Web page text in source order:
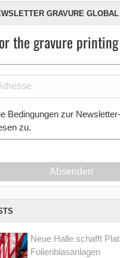
GRAVURE GLOBAL
the gravure
Bedingungen zur
zu.
Absenden
Neue Halle schafft
Folienblasanlagen